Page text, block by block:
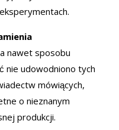
nawet sposobu
nie udowodniono tych
mówiących,
o nieznanym
produkcji.